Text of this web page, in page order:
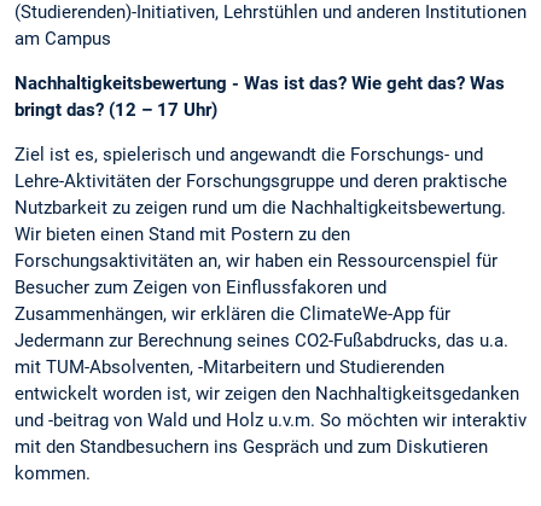
(Studierenden)-Initiativen, Lehrstühlen und anderen Institutionen
am Campus
Nachhaltigkeitsbewertung - Was ist das? Wie geht das? Was
bringt das? (12 – 17 Uhr)
Ziel ist es, spielerisch und angewandt die Forschungs- und
Lehre-Aktivitäten der Forschungsgruppe und deren praktische
Nutzbarkeit zu zeigen rund um die Nachhaltigkeitsbewertung.
Wir bieten einen Stand mit Postern zu den
Forschungsaktivitäten an, wir haben ein Ressourcenspiel für
Besucher zum Zeigen von Einflussfakoren und
Zusammenhängen, wir erklären die ClimateWe-App für
Jedermann zur Berechnung seines CO2-Fußabdrucks, das u.a.
mit TUM-Absolventen, -Mitarbeitern und Studierenden
entwickelt worden ist, wir zeigen den Nachhaltigkeitsgedanken
und -beitrag von Wald und Holz u.v.m. So möchten wir interaktiv
mit den Standbesuchern ins Gespräch und zum Diskutieren
kommen.